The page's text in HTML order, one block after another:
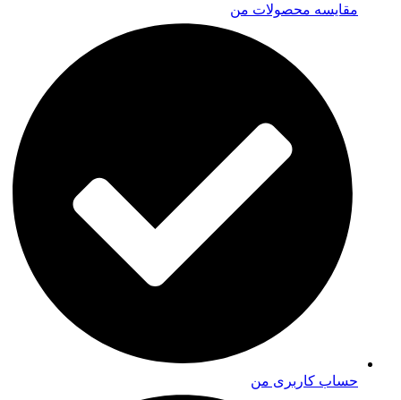
مقایسه محصولات من
حساب کاربری من